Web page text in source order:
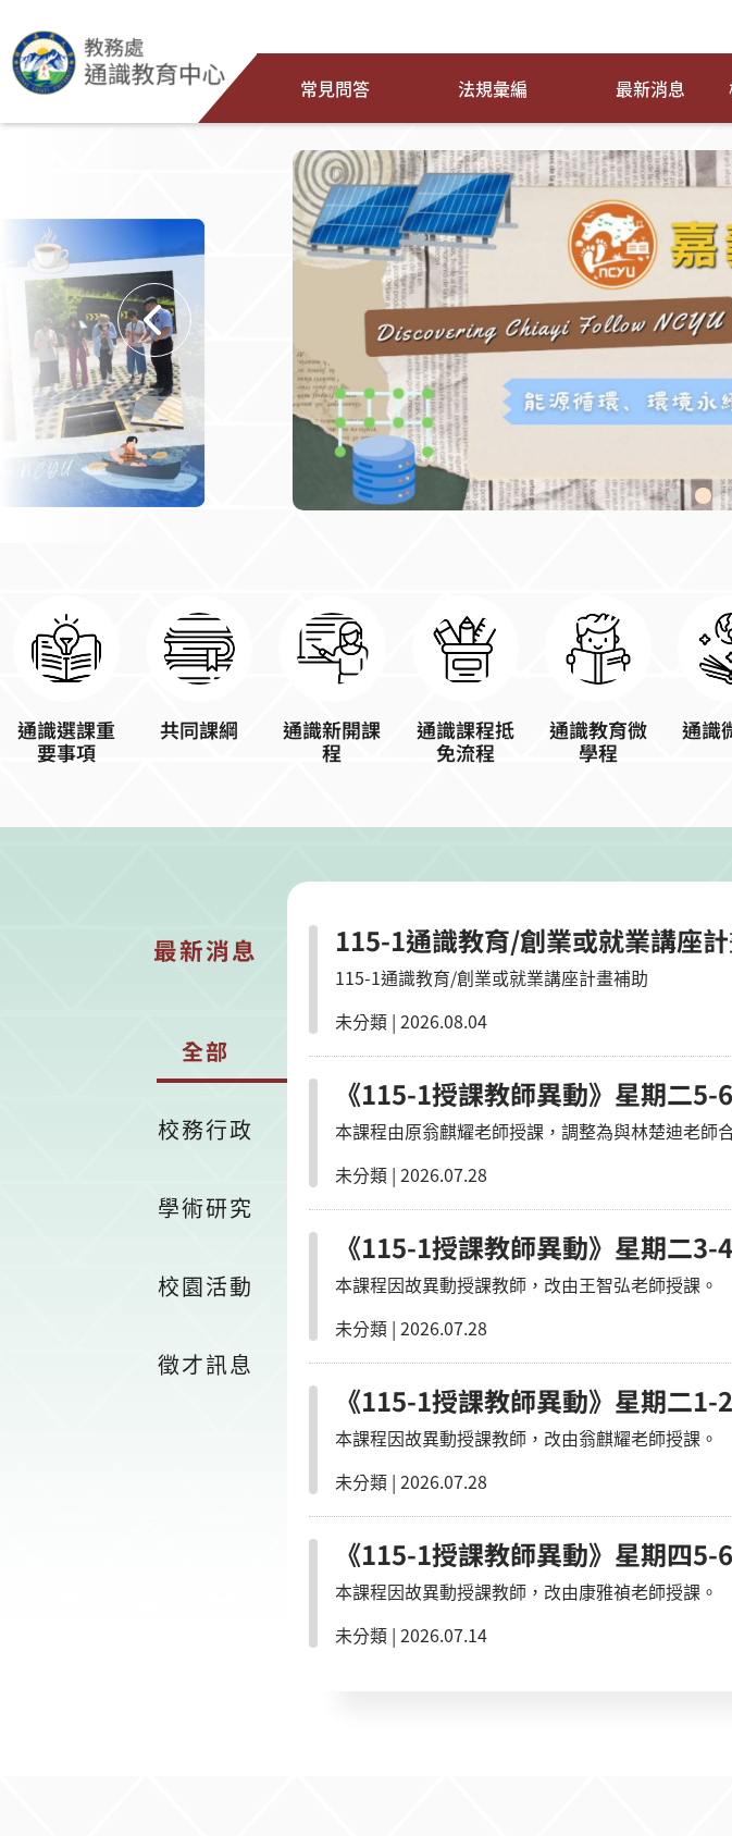
常見問答 法規彙編 最新消息
通識選課重
要事項
共同課綱
通識新開課
程
通識課程抵
免流程
通識教育微
學程
通識
最新消息
全部
校務行政
學術研究
校園活動
徵才訊息
115-1通識教育/創業或就業講座
115-1通識教育/創業或就業講座計畫補助
未分類 | 2026.08.04
《115-1授課教師異動》星期二
本課程由原翁麒耀老師授課，調整為與林楚迪老師
未分類 | 2026.07.28
《115-1授課教師異動》星期二
本課程因故異動授課教師，改由王智弘老師授課。
未分類 | 2026.07.28
《115-1授課教師異動》星期二
本課程因故異動授課教師，改由翁麒耀老師授課。
未分類 | 2026.07.28
《115-1授課教師異動》星期四
本課程因故異動授課教師，改由康雅禎老師授課。
未分類 | 2026.07.14